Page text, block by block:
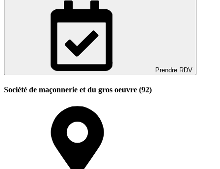
Prendre RDV
Société de maçonnerie et du gros oeuvre (92)